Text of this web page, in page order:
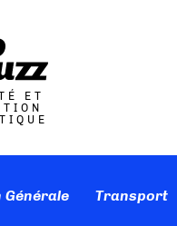
ET
Générale Transport